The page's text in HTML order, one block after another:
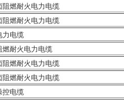
燃耐火电力电缆
燃耐火电力电缆
力电缆
耐火电力电缆
燃耐火电力电缆
燃耐火电力电缆
控电缆